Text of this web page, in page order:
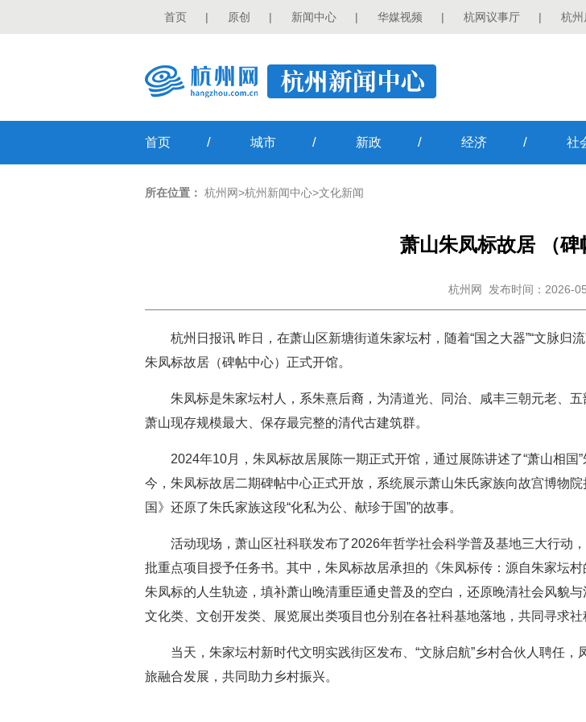
首页 | 原创 | 新闻中心 | 华媒视频 | 杭网议事厅 | 杭州
首页 / 城市 / 新政 / 经济 / 社
所在位置： 杭州网>杭州新闻中心>文化新闻
萧山朱凤标故居 （碑
杭州网 发布时间：2026-
杭州日报讯 昨日，在萧山区新塘街道朱家坛村，随着“国之大器”“文脉归流
朱凤标故居（碑帖中心）正式开馆。
朱凤标是朱家坛村人，系朱熹后裔，为清道光、同治、咸丰三朝元老、
萧山现存规模最大、保存最完整的清代古建筑群。
2024年10月，朱凤标故居展陈一期正式开馆，通过展陈讲述了“萧山相
今，朱凤标故居二期碑帖中心正式开放，系统展示萧山朱氏家族向故宫博物
国》还原了朱氏家族这段“化私为公、献珍于国”的故事。
活动现场，萧山区社科联发布了2026年哲学社会科学普及基地三大行动
批重点项目授予任务书。其中，朱凤标故居承担的《朱凤标传：源自朱家坛
朱凤标的人生轨迹，填补萧山晚清重臣通史普及的空白，还原晚清社会风貌
文化类、文创开发类、展览展出类项目也分别在各社科基地落地，共同寻求社
当天，朱家坛村新时代文明实践街区发布、“文脉启航”乡村合伙人聘任
旅融合发展，共同助力乡村振兴。